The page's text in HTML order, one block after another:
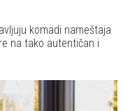
komadi nameštaja
na tako autentičan i